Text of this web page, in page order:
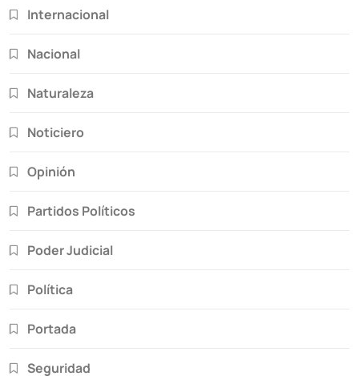
Internacional
Nacional
Naturaleza
Noticiero
Opinión
Partidos Políticos
Poder Judicial
Política
Portada
Seguridad